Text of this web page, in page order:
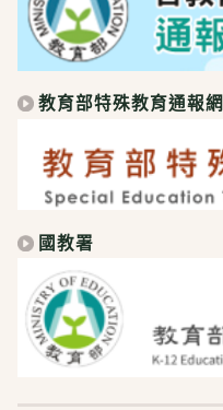
教育部特殊教育通報網
國教署